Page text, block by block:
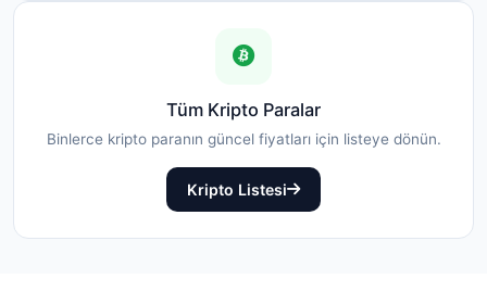
Tüm Kripto Paralar
Binlerce kripto paranın güncel fiyatları için listeye dönün.
Kripto Listesi